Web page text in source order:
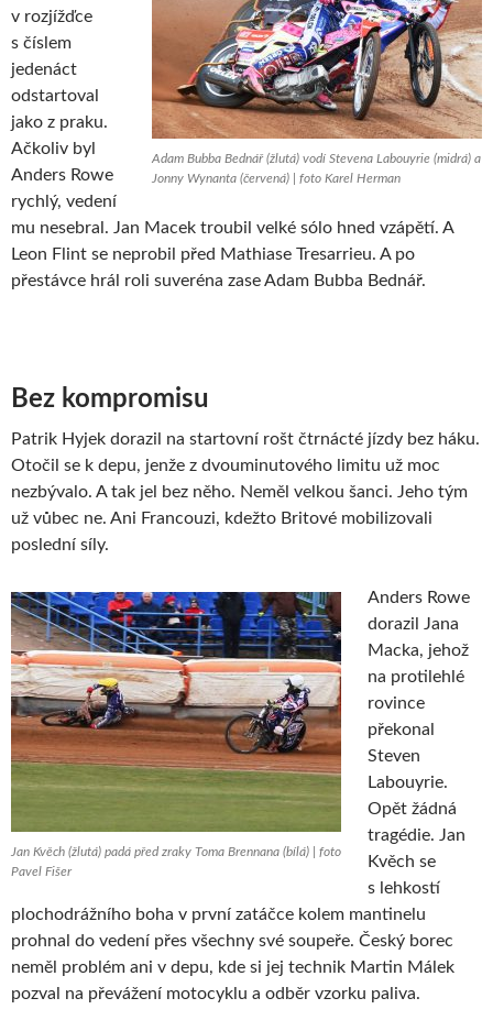
Adam Bubba Bednář (žlutá) vodí Stevena Labouyrie (midrá) a
Jonny Wynanta (červená) | foto Karel Herman
v rozjížďce
s číslem
jedenáct
odstartoval
jako z praku.
Ačkoliv byl
Anders Rowe
rychlý, vedení
mu nesebral. Jan Macek troubil velké sólo hned vzápětí. A
Leon Flint se neprobil před Mathiase Tresarrieu. A po
přestávce hrál roli suveréna zase Adam Bubba Bednář.
Bez kompromisu
Patrik Hyjek dorazil na startovní rošt čtrnácté jízdy bez háku.
Otočil se k depu, jenže z dvouminutového limitu už moc
nezbývalo. A tak jel bez něho. Neměl velkou šanci. Jeho tým
už vůbec ne. Ani Francouzi, kdežto Britové mobilizovali
poslední síly.
Jan Kvěch (žlutá) padá před zraky Toma Brennana (bílá) | foto
Pavel Fišer
Anders Rowe
dorazil Jana
Macka, jehož
na protilehlé
rovince
překonal
Steven
Labouyrie.
Opět žádná
tragédie. Jan
Kvěch se
s lehkostí
plochodrážního boha v první zatáčce kolem mantinelu
prohnal do vedení přes všechny své soupeře. Český borec
neměl problém ani v depu, kde si jej technik Martin Málek
pozval na převážení motocyklu a odběr vzorku paliva.